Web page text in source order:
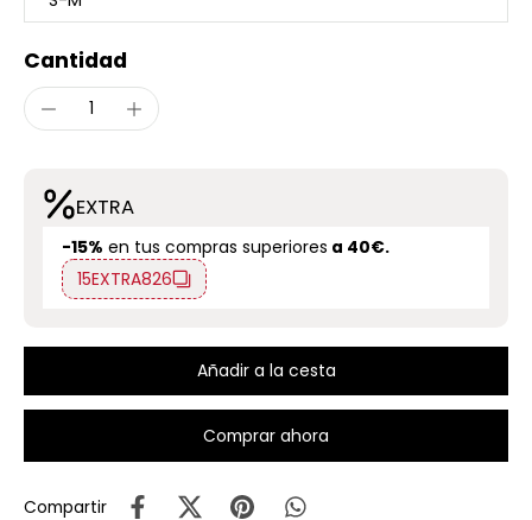
Cantidad
EXTRA
-15% en tus compras superiores a 40€.
15EXTRA826
Añadir a la cesta
Comprar ahora
Compartir